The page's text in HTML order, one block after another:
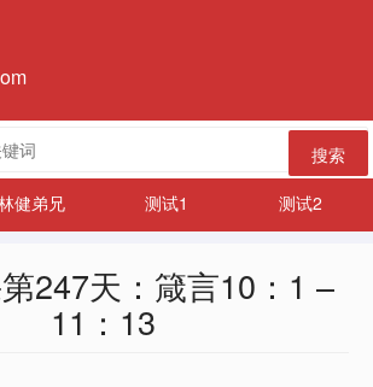
搜索
健弟兄 测试1 测试2
247天：箴言10：1 –
11：13